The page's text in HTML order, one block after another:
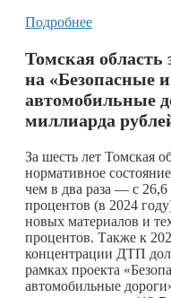
Подробнее
Томская область
на «Безопасные
автомобильные
миллиарда
За шесть лет Томская
нормативное
чем в два раза — с
процентов (в 2024
новых материалов и
процентов. Также к
концентрации ДТП
рамках проекта
автомобильные